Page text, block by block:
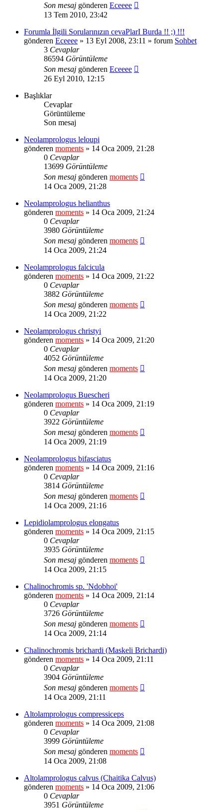
Son mesaj gönderen Eceeee
13 Tem 2010, 23:42
Forumla İlgili Sorularınızın cevaPlarI Burda !! ;) !!!
gönderen Eceeee » 13 Eyl 2008, 23:11 » forum Sohbet
3 Cevaplar
86594 Görüntüleme
Son mesaj gönderen Eceeee
26 Eyl 2010, 12:15
Başlıklar
Cevaplar
Görüntüleme
Son mesaj
Neolamprologus leloupi
gönderen moments » 14 Oca 2009, 21:28
0 Cevaplar
13699 Görüntüleme
Son mesaj gönderen moments
14 Oca 2009, 21:28
Neolamprologus helianthus
gönderen moments » 14 Oca 2009, 21:24
0 Cevaplar
3980 Görüntüleme
Son mesaj gönderen moments
14 Oca 2009, 21:24
Neolamprologus falcicula
gönderen moments » 14 Oca 2009, 21:22
0 Cevaplar
3882 Görüntüleme
Son mesaj gönderen moments
14 Oca 2009, 21:22
Neolamprologus christyi
gönderen moments » 14 Oca 2009, 21:20
0 Cevaplar
4052 Görüntüleme
Son mesaj gönderen moments
14 Oca 2009, 21:20
Neolamprologus Buescheri
gönderen moments » 14 Oca 2009, 21:19
0 Cevaplar
3922 Görüntüleme
Son mesaj gönderen moments
14 Oca 2009, 21:19
Neolamprologus bifasciatus
gönderen moments » 14 Oca 2009, 21:16
0 Cevaplar
3814 Görüntüleme
Son mesaj gönderen moments
14 Oca 2009, 21:16
Lepidiolamprologus elongatus
gönderen moments » 14 Oca 2009, 21:15
0 Cevaplar
3935 Görüntüleme
Son mesaj gönderen moments
14 Oca 2009, 21:15
Chalinochromis sp. 'Ndobhoi'
gönderen moments » 14 Oca 2009, 21:14
0 Cevaplar
3726 Görüntüleme
Son mesaj gönderen moments
14 Oca 2009, 21:14
Chalinochromis brichardi (Maskeli Brichardi)
gönderen moments » 14 Oca 2009, 21:11
0 Cevaplar
3904 Görüntüleme
Son mesaj gönderen moments
14 Oca 2009, 21:11
Altolamprologus compressiceps
gönderen moments » 14 Oca 2009, 21:08
0 Cevaplar
3999 Görüntüleme
Son mesaj gönderen moments
14 Oca 2009, 21:08
Altolamprologus calvus (Chaitika Calvus)
gönderen moments » 14 Oca 2009, 21:06
0 Cevaplar
3951 Görüntüleme